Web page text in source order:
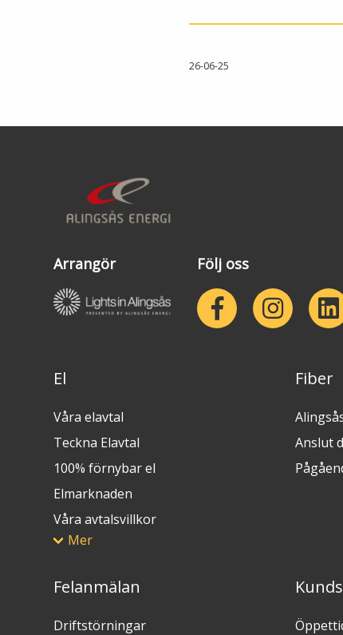
26-06-25
Arrangör Följ oss
El
Våra elavtal
Teckna Elavtal
100% förnybar el
Elmarknaden
Våra avtalsvillkor
Mer
Fiber
Anslut
Felanmälan
Driftstörningar